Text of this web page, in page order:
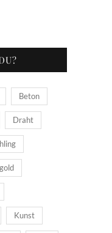
Beton
Draht
gold
Kunst